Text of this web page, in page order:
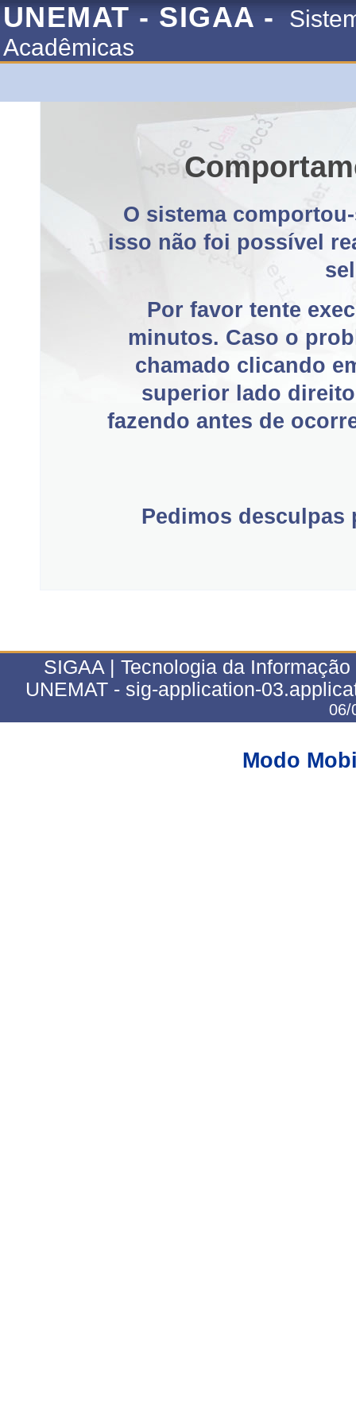
UNEMAT - SIGAA -
Acadêmicas
O sistema
isso não foi possível
Por favor tente
minutos. Caso o
chamado clicando
superior lado
fazendo antes de
Pedimos
SIGAA | Tecnologia da
UNEMAT - sig-application-
06/
Modo